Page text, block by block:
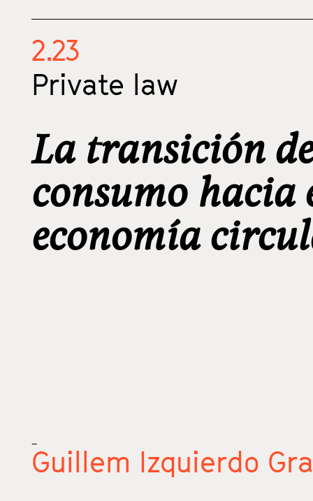
2.23
Private law
La transición
consumo
economía
_
Guillem Izquierdo